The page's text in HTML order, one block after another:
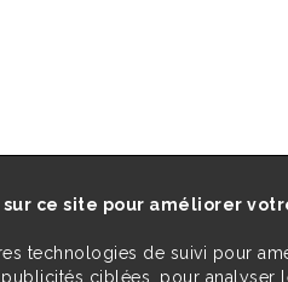
sur ce site pour améliorer
technologies de suivi pour
ciblées, pour